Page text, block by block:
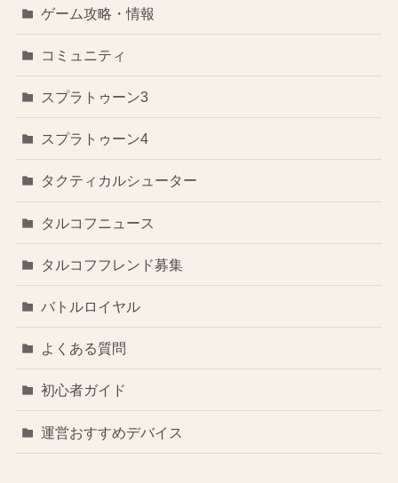
ゲーム攻略・情報
コミュニティ
スプラトゥーン3
スプラトゥーン4
タクティカルシューター
タルコフニュース
タルコフフレンド募集
バトルロイヤル
よくある質問
初心者ガイド
運営おすすめデバイス